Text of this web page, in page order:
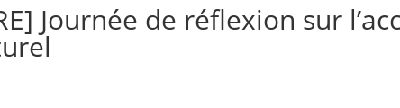
Journée de réflexion sur